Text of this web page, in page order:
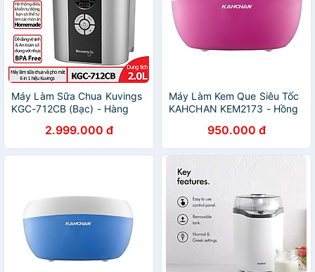
Máy Làm Sữa Chua Kuvings
KGC-712CB (Bạc) - Hàng
2.999.000 đ
Máy Làm Kem Que Siêu Tốc
KAHCHAN KEM2173 - Hồng
950.000 đ